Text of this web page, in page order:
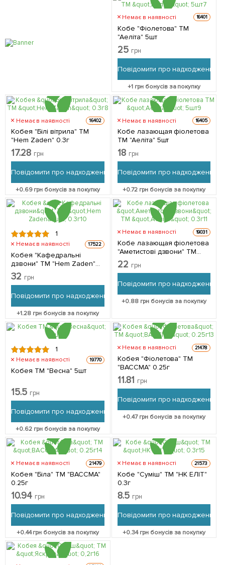
Немає в наявності 16401
Кобе "Фіолетова" ТМ
"Аеліта" 5шт
25 грн
Повідомити про надходження
+1грн бонусів за покупку
Немає в наявності 16402
Кобея "Білі вітрила" ТМ
"Нem Zaden" 0.3г
17.28 грн
Повідомити про надходження
+0.69грн бонусів за покупку
Немає в наявності 16405
Кобе лазающая фіолетова
ТМ "Аеліта" 5шт
18 грн
Повідомити про надходження
+0.72 грн бонусів за покупку
1
Немає в наявності 17522
Кобея "Кафедральні
дзвони" ТМ "Hem Zaden"
0.3г
32 грн
Повідомити про надходження
+1.28 грн бонусів за покупку
Немає в наявності 19031
Кобе лазающая фіолетова
"Аметистові дзвони" ТМ
"Аеліта" 0.3г
22 грн
Повідомити про надходження
+0.88 грн бонусів за покупку
1
Немає в наявності 19770
Кобея ТМ "Весна" 5шт
15.5 грн
Повідомити про надходження
+0.62 грн бонусів за покупку
Немає в наявності 21478
Кобея "Фіолетова" ТМ
"ВАССМА" 0.25г
11.81 грн
Повідомити про надходження
+0.47грн бонусів за покупку
Немає в наявності 21479
Кобея "Біла" ТМ "ВАССМА"
0.25г
10.94 грн
Повідомити про надходження
+0.44грн бонусів за покупку
Немає в наявності 21573
Кобе "Суміш" ТМ "НК ЕЛІТ"
0.3г
8.5 грн
Повідомити про надходження
+0.34грн бонусів за покупку